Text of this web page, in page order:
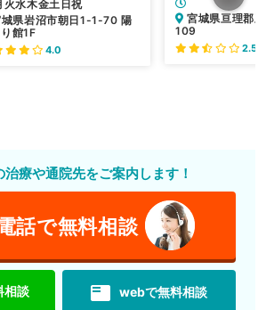
火水木金土日祝
県岩沼市朝日1-1-70 陽
館1F
4.0
宮城県亘理郡
109
2.5
療や通院先をご案内します！
話で無料相談
相談 featured_play_list webで無料相談